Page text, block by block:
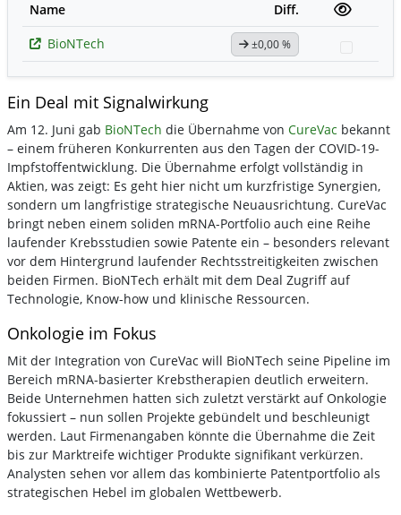
Name
Diff.
BioNTech
±0,00 %
Ein Deal mit Signalwirkung
Am 12. Juni gab BioNTech die Übernahme von CureVac bekannt
– einem früheren Konkurrenten aus den Tagen der COVID-19-
Impfstoffentwicklung. Die Übernahme erfolgt vollständig in
Aktien, was zeigt: Es geht hier nicht um kurzfristige Synergien,
sondern um langfristige strategische Neuausrichtung. CureVac
bringt neben einem soliden mRNA-Portfolio auch eine Reihe
laufender Krebsstudien sowie Patente ein – besonders relevant
vor dem Hintergrund laufender Rechtsstreitigkeiten zwischen
beiden Firmen. BioNTech erhält mit dem Deal Zugriff auf
Technologie, Know-how und klinische Ressourcen.
Onkologie im Fokus
Mit der Integration von CureVac will BioNTech seine Pipeline im
Bereich mRNA-basierter Krebstherapien deutlich erweitern.
Beide Unternehmen hatten sich zuletzt verstärkt auf Onkologie
fokussiert – nun sollen Projekte gebündelt und beschleunigt
werden. Laut Firmenangaben könnte die Übernahme die Zeit
bis zur Marktreife wichtiger Produkte signifikant verkürzen.
Analysten sehen vor allem das kombinierte Patentportfolio als
strategischen Hebel im globalen Wettbewerb.